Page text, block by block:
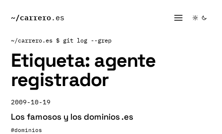
~/carrero.es
~/carrero.es $ git log --grep
Etiqueta: agente
registrador
2009-10-19
Los famosos y los dominios .es
#dominios